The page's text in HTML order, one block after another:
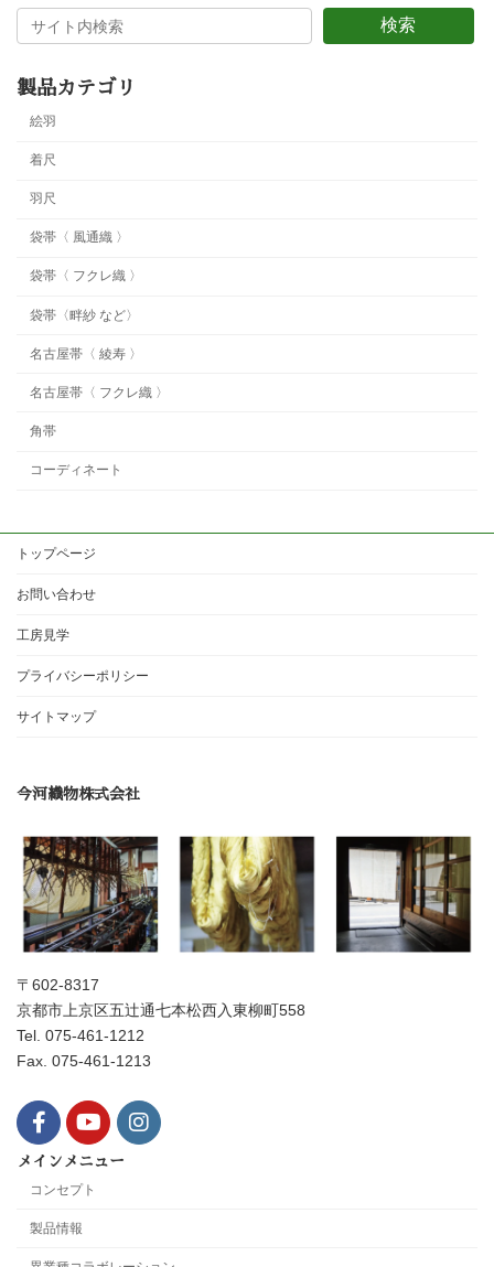
検索
製品カテゴリ
絵羽
着尺
羽尺
袋帯〈 風通織 〉
袋帯〈 フクレ織 〉
袋帯〈畔紗 など〉
名古屋帯〈 綾寿 〉
名古屋帯〈 フクレ織 〉
角帯
コーディネート
トップページ
お問い合わせ
工房見学
プライバシーポリシー
サイトマップ
今河織物株式会社
〒602-8317
京都市上京区五辻通七本松西入東柳町558
Tel. 075-461-1212
Fax. 075-461-1213
メインメニュー
コンセプト
製品情報